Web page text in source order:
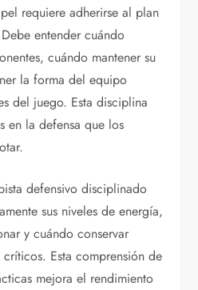
requiere adherirse al plan
entender cuándo
cuándo mantener su
la forma del equipo
del juego. Esta disciplina
en la defensa que los
defensivo disciplinado
sus niveles de energía,
y cuándo conservar
Esta comprensión de
mejora el rendimiento